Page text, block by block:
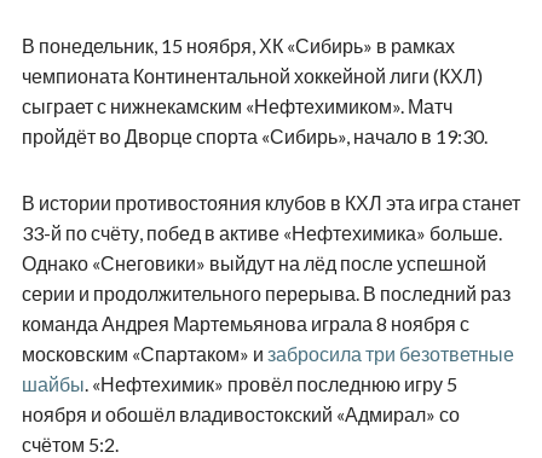
В понедельник, 15 ноября, ХК «Сибирь» в рамках
чемпионата Континентальной хоккейной лиги (КХЛ)
сыграет с нижнекамским «Нефтехимиком». Матч
пройдёт во Дворце спорта «Сибирь», начало в 19:30.
В истории противостояния клубов в КХЛ эта игра станет
33-й по счёту, побед в активе «Нефтехимика» больше.
Однако «Снеговики» выйдут на лёд после успешной
серии и продолжительного перерыва. В последний раз
команда Андрея Мартемьянова играла 8 ноября с
московским «Спартаком» и забросила три безответные
шайбы. «Нефтехимик» провёл последнюю игру 5
ноября и обошёл владивостокский «Адмирал» со
счётом 5:2.